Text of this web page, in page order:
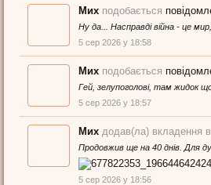
Мих подобається
Ну да... Насправді війна - це
5 сер 2026 у 18:58
Мих подобається
Гей, зелупоголові, там жидок
5 сер 2026 у 18:57
Мих додав(ла) вкладення
Продовжив ще на 40 днів. Для
5 сер 2026 у 18:56